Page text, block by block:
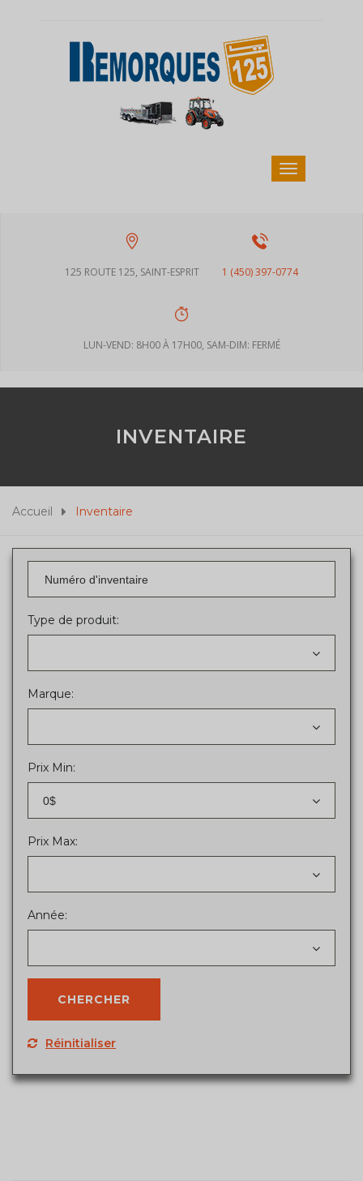
125 ROUTE 125, SAINT-ESPRIT 1 (450) 397-0774
LUN-VEND: 8H00 À 17H00, SAM-DIM: FERMÉ
INVENTAIRE
Accueil Inventaire
Type de produit:
Marque:
Prix Min:
0$
Prix Max:
Année:
Réinitialiser